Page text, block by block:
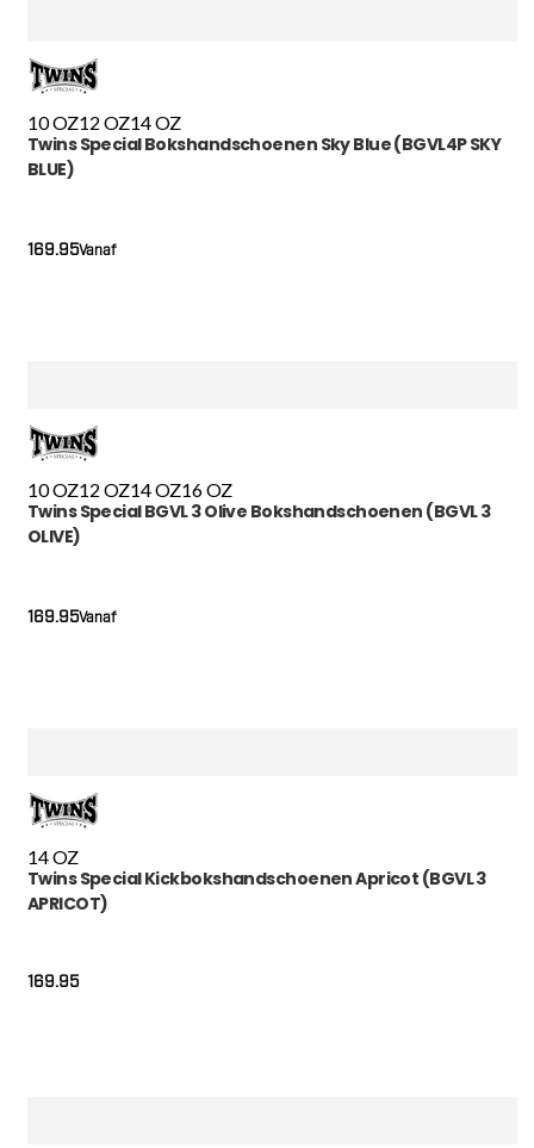
10 OZ12 OZ14 OZ
Twins Special Bokshandschoenen Sky Blue (BGVL4P SKY
BLUE)
Vanaf
169.95
10 OZ12 OZ14 OZ16 OZ
Twins Special BGVL 3 Olive Bokshandschoenen (BGVL 3
OLIVE)
Vanaf
169.95
14 OZ
Twins Special Kickbokshandschoenen Apricot (BGVL 3
APRICOT)
169.95